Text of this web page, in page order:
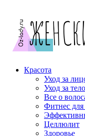
Красота
Уход за
Уход за
Все о
Фитнес
Целлюлит
Здоровье